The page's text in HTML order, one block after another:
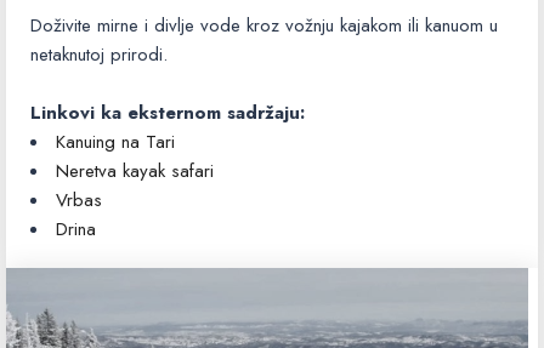
Doživite mirne i divlje vode kroz vožnju kajakom ili kanuom u
netaknutoj prirodi.
Linkovi ka eksternom sadržaju:
Kanuing na Tari
Neretva kayak safari
Vrbas
Drina